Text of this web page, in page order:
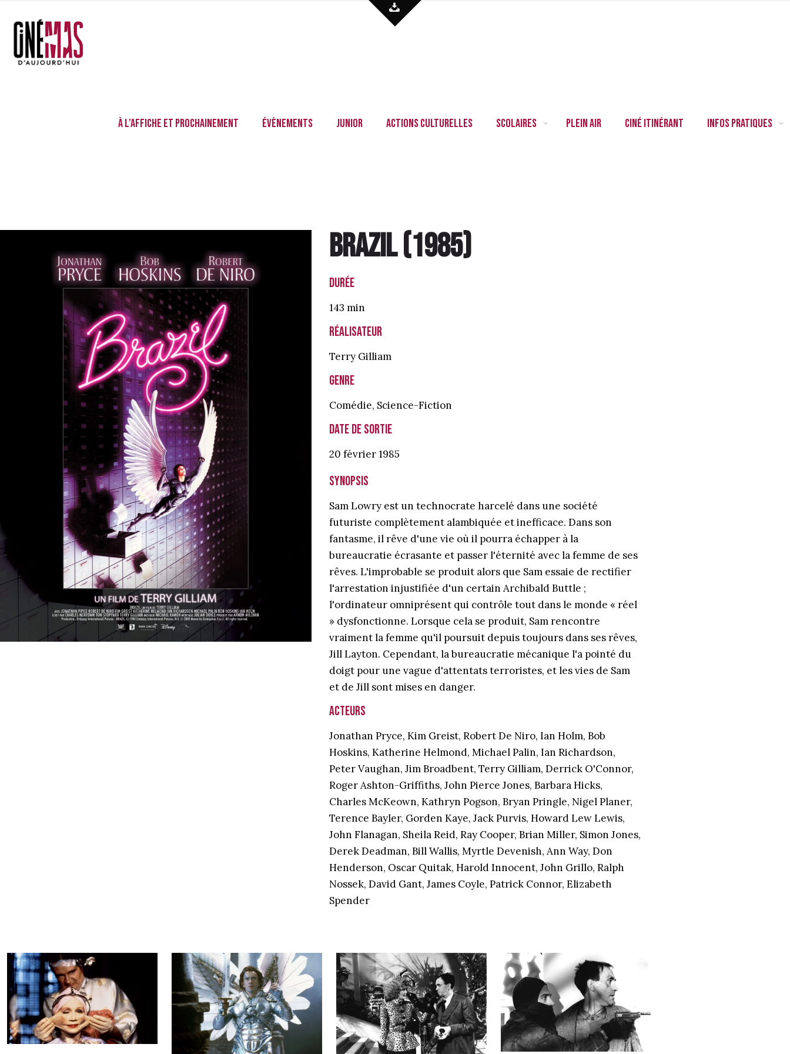
À l’affiche et prochainement Évènements Junior Actions culturelles Scolaires Plein air Ciné itinérant Infos pratiques
Brazil(1985)
Durée
143 min
Réalisateur
Terry Gilliam
Genre
Comédie, Science-Fiction
Date de sortie
20 février1985
Synopsis
Sam Lowry est un technocrate harcelé dans une société
futuriste complètement alambiquée et inefficace. Dans son
fantasme, il rêve d'une vie où il pourra échapper à la
bureaucratie écrasante et passer l'éternité avec la femme de ses
rêves. L'improbable se produit alors que Sam essaie de rectifier
l'arrestation injustifiée d'un certain Archibald Buttle ;
l'ordinateur omniprésent qui contrôle tout dans le monde « réel
» dysfonctionne. Lorsque cela se produit, Sam rencontre
vraiment la femme qu'il poursuit depuis toujours dans ses rêves,
Jill Layton. Cependant, la bureaucratie mécanique l'a pointé du
doigt pour une vague d'attentats terroristes, et les vies de Sam
et de Jill sont mises en danger.
Acteurs
Jonathan Pryce, Kim Greist, Robert De Niro, Ian Holm, Bob
Hoskins, Katherine Helmond, Michael Palin, Ian Richardson,
Peter Vaughan, Jim Broadbent, Terry Gilliam, Derrick O'Connor,
Roger Ashton-Griffiths, John Pierce Jones, Barbara Hicks,
Charles McKeown, Kathryn Pogson, Bryan Pringle, Nigel Planer,
Terence Bayler, Gorden Kaye, Jack Purvis, Howard Lew Lewis,
John Flanagan, Sheila Reid, Ray Cooper, Brian Miller, Simon Jones,
Derek Deadman, Bill Wallis, Myrtle Devenish, Ann Way, Don
Henderson, Oscar Quitak, Harold Innocent, John Grillo, Ralph
Nossek, David Gant, James Coyle, Patrick Connor, Elizabeth
Spender